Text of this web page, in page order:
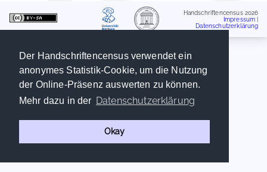
Der Handschriftencensus verwendet ein
anonymes Statistik-Cookie, um die Nutzung
der Online-Präsenz auswerten zu können.
Mehr dazu in der Datenschutzerklärung
Okay
Handschriftencensus 2026
Impressum
Datenschutzerklärung